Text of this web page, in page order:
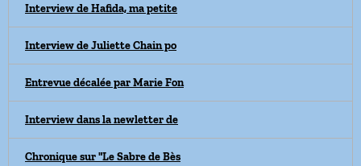
Interview de Hafida, ma petite
Interview de Juliette Chain po
Entrevue décalée par Marie Fon
Interview dans la newletter de
Chronique sur "Le Sabre de Bès